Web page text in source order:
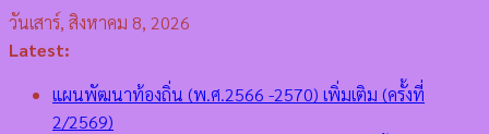
Skip
to
วันเสาร์, สิงหาคม 8, 2026
Latest:
แผนพัฒนาท้องถิ่น (พ.ศ.2566 -2570) เพิ่มเติม (ครั้งที่
2/2569)